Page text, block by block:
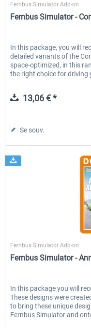
Fernbus Simulator Add-on
Fernbus Simulator -
In this package, you will
detailed variants of the
space-optimized, in this
the right choice for driving
13,06 € *
Se souv.
Fernbus Simulator Add-on
Fernbus Simulator -
In this package you will
These designs were
to bring these unique
Fernbus Simulator and